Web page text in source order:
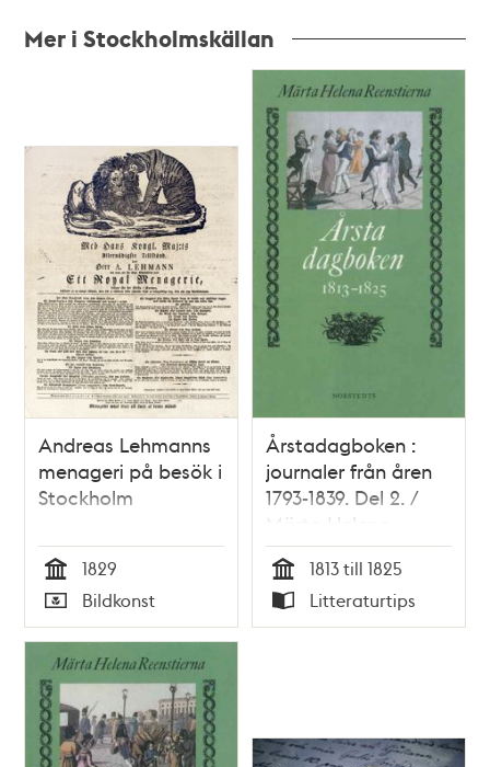
Mer i Stockholmskällan
Andreas Lehmanns
menageri på besök i
Stockholm
Tid
1829
Typ
Bildkonst
Årstadagboken :
journaler från åren
1793-1839. Del 2. /
Märta Helena
Reenstierna
Tid
1813 till 1825
Typ
Litteraturtips